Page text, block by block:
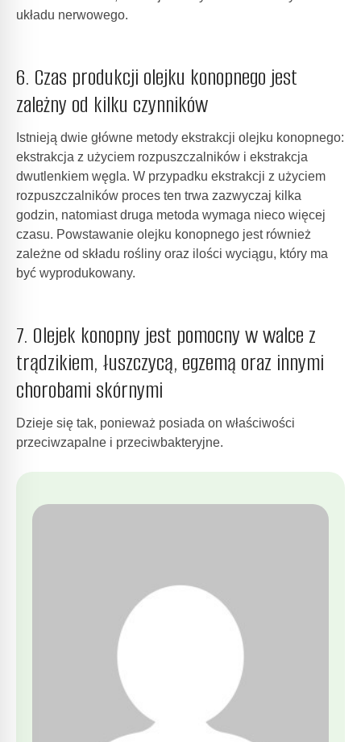
układu nerwowego.
6. Czas produkcji olejku konopnego jest
zależny od kilku czynników
Istnieją dwie główne metody ekstrakcji olejku konopnego:
ekstrakcja z użyciem rozpuszczalników i ekstrakcja
dwutlenkiem węgla. W przypadku ekstrakcji z użyciem
rozpuszczalników proces ten trwa zazwyczaj kilka
godzin, natomiast druga metoda wymaga nieco więcej
czasu. Powstawanie olejku konopnego jest również
zależne od składu rośliny oraz ilości wyciągu, który ma
być wyprodukowany.
7. Olejek konopny jest pomocny w walce z
trądzikiem, łuszczycą, egzemą oraz innymi
chorobami skórnymi
Dzieje się tak, ponieważ posiada on właściwości
przeciwzapalne i przeciwbakteryjne.